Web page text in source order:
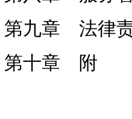
第九章 法律
第十章 附